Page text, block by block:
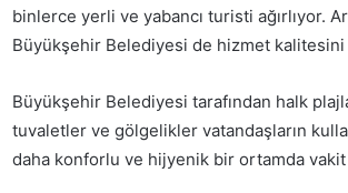
binlerce yerli ve yabancı turisti ağırlıyor.
Büyükşehir Belediyesi de hizmet kalitesini
Büyükşehir Belediyesi tarafından halk
tuvaletler ve gölgelikler vatandaşların
daha konforlu ve hijyenik bir ortamda